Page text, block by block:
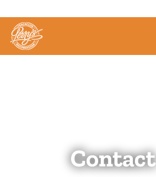
Contact